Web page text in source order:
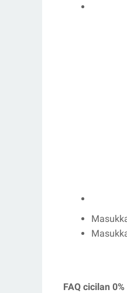
FAQ cicilan